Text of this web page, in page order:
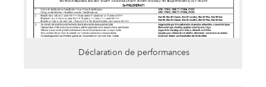
Déclaration de performances